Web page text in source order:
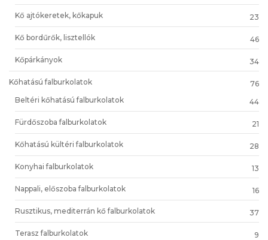
Kő ajtókeretek, kőkapuk 23
Kő bordűrők, lisztellók 46
Kőpárkányok 34
Kőhatású falburkolatok
76
Beltéri kőhatású falburkolatok
44
Fürdőszoba falburkolatok 21
Kőhatású kültéri falburkolatok 28
Konyhai falburkolatok 13
Nappali, előszoba falburkolatok 16
Rusztikus, mediterrán kő falburkolatok 37
Terasz falburkolatok 9